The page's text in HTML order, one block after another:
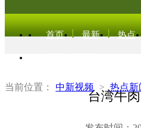
首页 最新 热点
当前位置： 中新视频 > 热点新
台湾牛